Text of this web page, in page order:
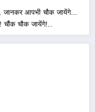
जानकर आपभी चौक जायेंगे…
! चौंक चौक जायेंगे!..